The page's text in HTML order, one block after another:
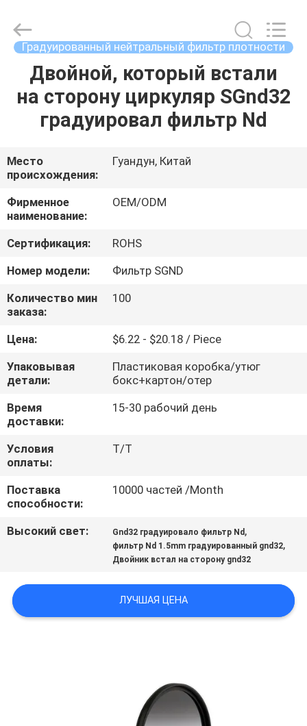
ДОМ
ПРОДУКТЫ
О
НАС
ПУТЕШЕСТВИЕ
ФАБРИКИ
ПРОВЕРКА
КАЧЕСТВА
СВЯЖИТЕСЬ
МЫ
СПРОСИТЕ
ЦИТАТУ
КАРТА
POLICY
Technology
Ltd..
Rights Градуированный нейтральный фильтр плотности
Двойной, который встали
на сторону циркуляр SGnd32
градуировал фильтр Nd
Место
происхождения:
Гуандун, Китай
Фирменное
наименование:
OEM/ODM
Сертификация:
ROHS
Номер модели:
Фильтр SGND
Количество мин
заказа:
100
Цена:
$6.22 - $20.18 / Piece
Упаковывая
детали:
Пластиковая коробка/утюг
бокс+картон/отер
Время
доставки:
15-30 рабочий день
Условия
оплаты:
Т/Т
Поставка
способности:
10000 частей /Month
Высокий свет: Gnd32 градуировало фильтр Nd ,
фильтр Nd 1.5mm градуированный gnd32,
Двойник встал на сторону gnd32
ЛУЧШАЯ ЦЕНА